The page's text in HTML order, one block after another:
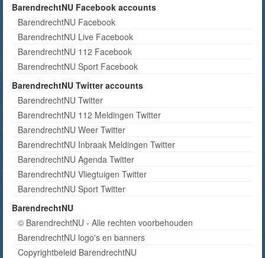
BarendrechtNU Facebook accounts
BarendrechtNU Facebook
BarendrechtNU Live Facebook
BarendrechtNU 112 Facebook
BarendrechtNU Sport Facebook
BarendrechtNU Twitter accounts
BarendrechtNU Twitter
BarendrechtNU 112 Meldingen Twitter
BarendrechtNU Weer Twitter
BarendrechtNU Inbraak Meldingen Twitter
BarendrechtNU Agenda Twitter
BarendrechtNU Vliegtuigen Twitter
BarendrechtNU Sport Twitter
BarendrechtNU
© BarendrechtNU - Alle rechten voorbehouden
BarendrechtNU logo's en banners
Copyrightbeleid BarendrechtNU